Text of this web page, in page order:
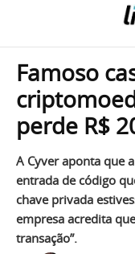
Famoso
perde R$
A Cyver aponta que
entrada de código
chave privada
empresa acredita
transação”.